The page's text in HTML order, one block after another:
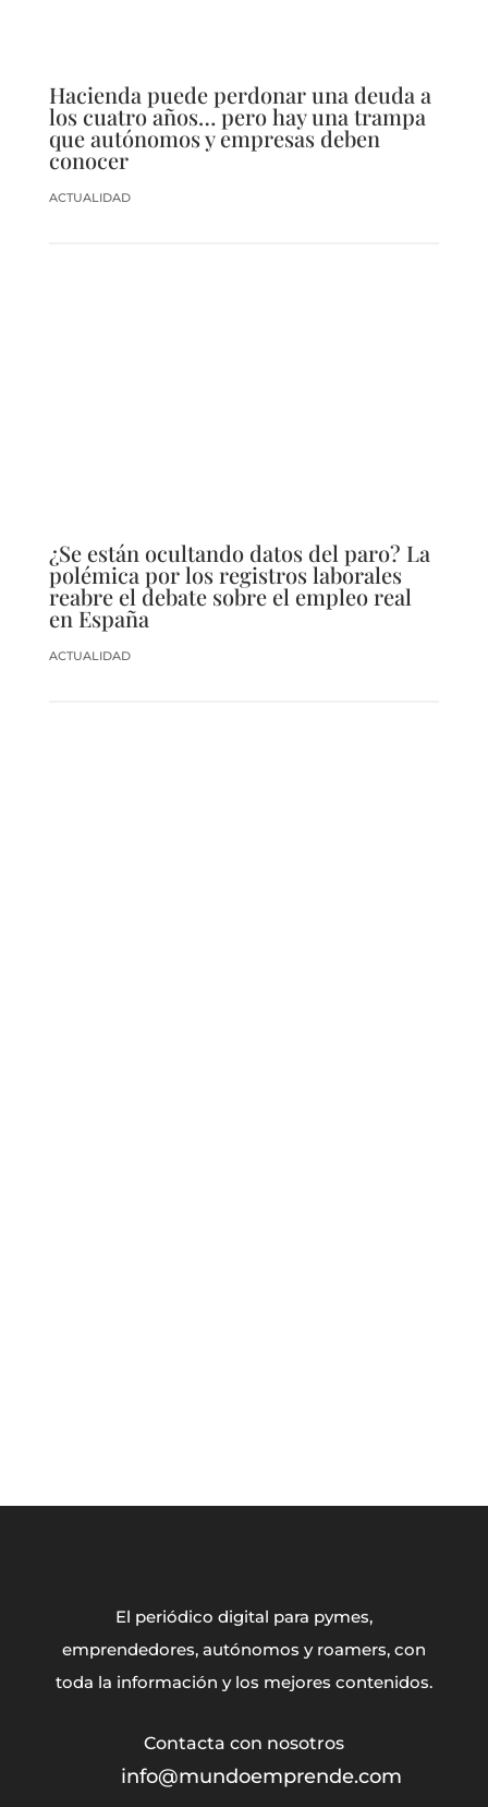
Hacienda puede perdonar una deuda a
los cuatro años… pero hay una trampa
que autónomos y empresas deben
conocer
ACTUALIDAD
¿Se están ocultando datos del paro? La
polémica por los registros laborales
reabre el debate sobre el empleo real
en España
ACTUALIDAD
El periódico digital para pymes,
emprendedores, autónomos y roamers, con
toda la información y los mejores contenidos.
info@mundoemprende.com